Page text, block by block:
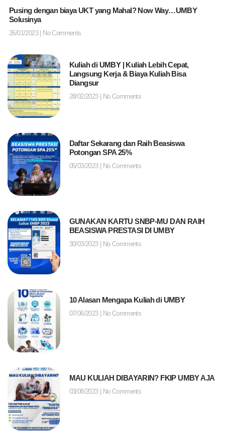
Pusing dengan biaya UKT yang Mahal? Now Way…UMBY
Solusinya
26/01/2023 No Comments
Kuliah di UMBY | Kuliah Lebih Cepat,
Langsung Kerja & Biaya Kuliah Bisa
Diangsur
28/02/2023 No Comments
Daftar Sekarang dan Raih Beasiswa
Potongan SPA 25%
05/03/2023 No Comments
GUNAKAN KARTU SNBP-MU DAN RAIH
BEASISWA PRESTASI DI UMBY
30/03/2023 No Comments
10 Alasan Mengapa Kuliah di UMBY
07/06/2023 No Comments
MAU KULIAH DIBAYARIN? FKIP UMBY AJA
03/08/2023 No Comments